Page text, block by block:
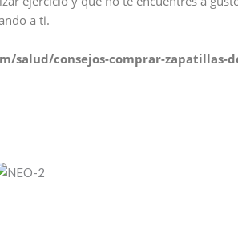
a ti.
salud/consejos-comprar-zapatillas-